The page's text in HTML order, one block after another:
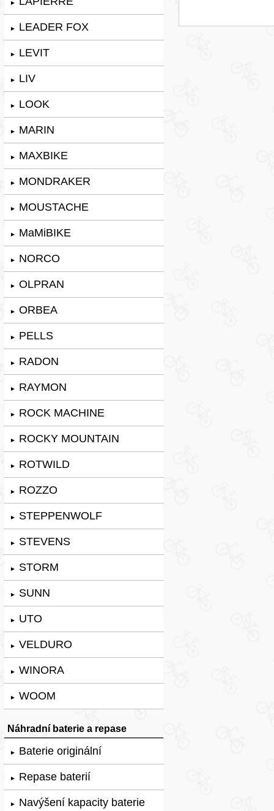
►
► LEADER FOX
► LEVIT
► LIV
► LOOK
► MARIN
► MAXBIKE
► MONDRAKER
► MOUSTACHE
► MaMiBIKE
► NORCO
► OLPRAN
► ORBEA
► PELLS
► RADON
► RAYMON
► ROCK MACHINE
► ROCKY MOUNTAIN
► ROTWILD
► ROZZO
► STEPPENWOLF
► STEVENS
► STORM
► SUNN
► UTO
► VELDURO
► WINORA
► WOOM
Náhradní baterie a repase
► Baterie originální
► Repase baterií
► Navýšení kapacity baterie